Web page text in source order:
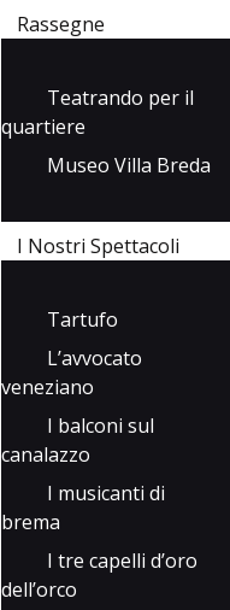
Rassegne
Teatrando per il
quartiere
Museo Villa Breda
I Nostri Spettacoli
Tartufo
L’avvocato
veneziano
I balconi sul
canalazzo
I musicanti di
brema
I tre capelli d’oro
dell’orco